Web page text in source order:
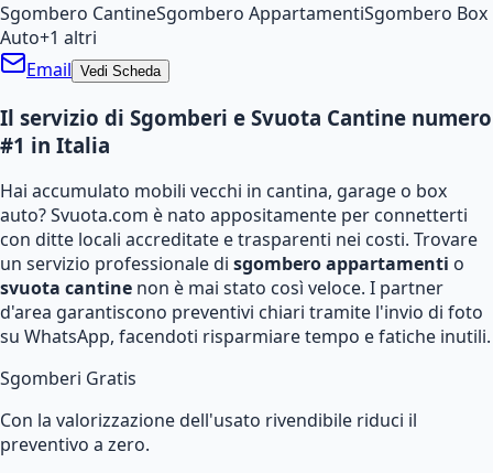
Sgombero CantineSgombero AppartamentiSgombero Box
Auto+1 altri
Email Vedi Scheda
Il servizio di Sgomberi e Svuota Cantine numero
#1 in Italia
Hai accumulato mobili vecchi in cantina, garage o box
auto? Svuota.com è nato appositamente per connetterti
con ditte locali accreditate e trasparenti nei costi. Trovare
un servizio professionale di sgombero appartamenti o
svuota cantine non è mai stato così veloce. I partner
d'area garantiscono preventivi chiari tramite l'invio di foto
su WhatsApp, facendoti risparmiare tempo e fatiche inutili.
Sgomberi Gratis
Con la valorizzazione dell'usato rivendibile riduci il
preventivo a zero.